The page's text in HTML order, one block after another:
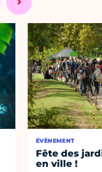
ÉVÈNEMENT
Fête des
en ville !